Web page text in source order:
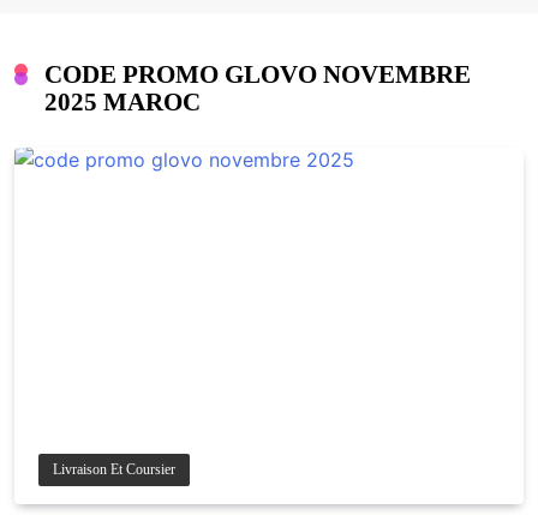
CODE PROMO GLOVO NOVEMBRE
2025 MAROC
Livraison Et Coursier